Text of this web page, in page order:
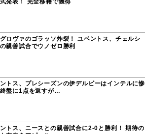
発表！ 完全移籍で獲得
ロヴァのゴラッソ炸裂！ ユベントス、チェルシ
親善試合でウノゼロ勝利
トス、プレシーズンの伊デルビーはインテルに惨
盤に1点を返すが…
トス、ニースとの親善試合に2-0と勝利！ 期待の